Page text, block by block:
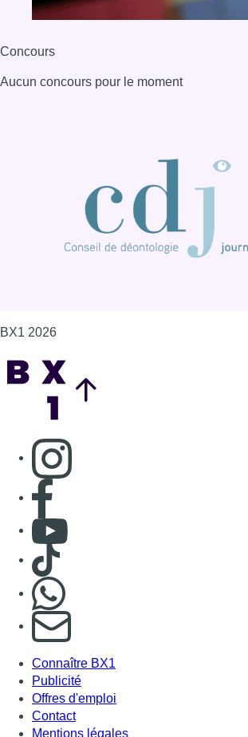
Concours
Aucun concours pour le moment
BX1 2026
Consulter page Instagram
Consulter page Facebook
Consulter Youtube
Consulter TikTok
S'abonner à notre newsletter
Connaître BX1
Publicité
Offres d'emploi
Contact
Mentions légales